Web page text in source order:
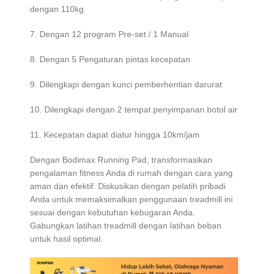
dengan 110kg
7. Dengan 12 program Pre-set / 1 Manual
8. Dengan 5 Pengaturan pintas kecepatan
9. Dilengkapi dengan kunci pemberhentian darurat
10. Dilengkapi dengan 2 tempat penyimpanan botol air
11. Kecepatan dapat diatur hingga 10km/jam
Dengan Bodimax Running Pad, transformasikan
pengalaman fitness Anda di rumah dengan cara yang
aman dan efektif. Diskusikan dengan pelatih pribadi
Anda untuk memaksimalkan penggunaan treadmill ini
sesuai dengan kebutuhan kebugaran Anda.
Gabungkan latihan treadmill dengan latihan beban
untuk hasil optimal.